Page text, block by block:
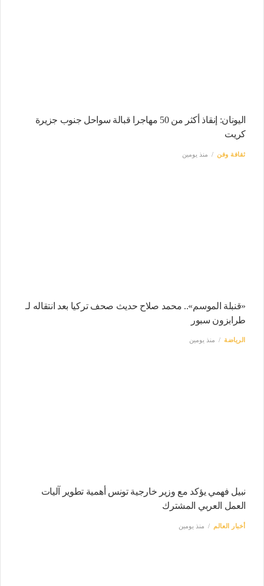
اليونان: إنقاذ أكثر من 50 مهاجرا قبالة سواحل جنوب جزيرة
كريت
ثقافة وفن منذ يومين
«قنبلة الموسم».. محمد صلاح حديث صحف تركيا بعد انتقاله لـ
طرابزون سبور
الرياضة منذ يومين
نبيل فهمي يؤكد مع وزير خارجية تونس أهمية تطوير آليات
العمل العربي المشترك
أخبار العالم منذ يومين